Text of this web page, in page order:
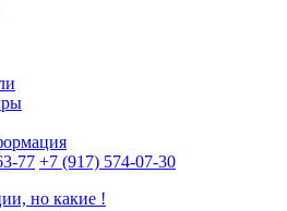
77 +7 (917) 574-07-30
но какие !